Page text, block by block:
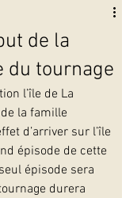
saisons
de la
du tournage
l’île de La
la famille
d’arriver sur l’île
épisode de cette
épisode sera
durera